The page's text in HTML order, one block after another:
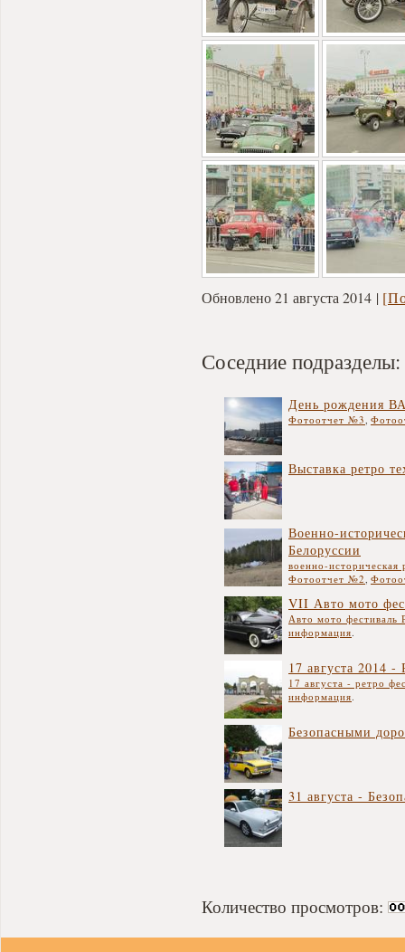
Обновлено 21 августа 2014
Соседние подразделы:
День рождения
Фотоотчет №3,
Выставка ретро
Военно-
Белоруссии
военно-
Фотоотчет №2,
VII Авто мото
Авто мото фестиваль
информация.
17 августа 2014 -
17 августа - ретро
информация.
Безопасными
31 августа -
Количество просмотров: